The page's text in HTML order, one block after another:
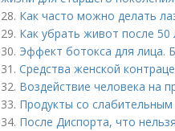
28. Как часто можно делать
29. Как убрать живот после 50
30. Эффект ботокса для лица.
31. Средства женской
32. Воздействие человека на
33. Продукты со
34. После Диспорта, что